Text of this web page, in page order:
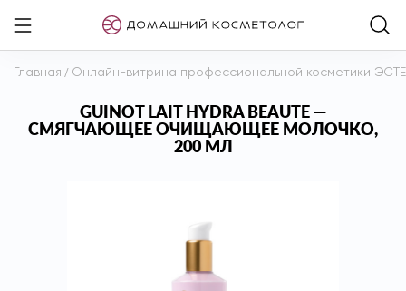
Главная / Онлайн-витрина профессиональной косметики
GUINOT LAIT HYDRA BEAUTE —
СМЯГЧАЮЩЕЕ ОЧИЩАЮЩЕЕ МОЛОЧКО,
200 МЛ